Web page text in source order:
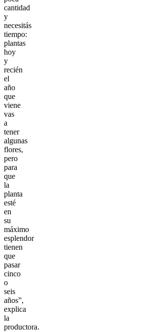
cantidad
y
necesitás
tiempo:
plantas
hoy
y
recién
el
año
que
viene
vas
a
tener
algunas
flores,
pero
para
que
la
planta
esté
en
su
máximo
esplendor
tienen
que
pasar
cinco
o
seis
años”,
explica
la
productora.